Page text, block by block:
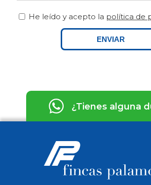
electrónico, así como de sus adjuntos si los
De acuerdo con la L.O. 3/2018 de Protección de
Personal y Garantía de los Derechos
sus derechos dirigiéndose a FINCAS PALAMOS,
He leído y acepto la política de
ENVIAR
¿Tienes alguna